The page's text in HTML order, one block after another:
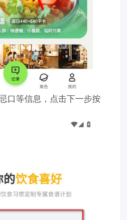
口等信息，点击下一步按